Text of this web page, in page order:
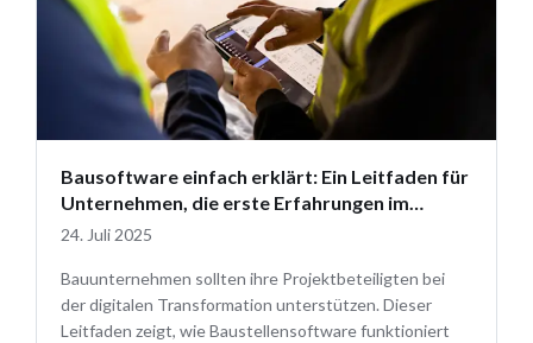
Bausoftware einfach erklärt: Ein Leitfaden für
Unternehmen, die erste Erfahrungen im
Umgang mit digitalen Lösungen sammeln
24. Juli 2025
Bauunternehmen sollten ihre Projektbeteiligten bei
der digitalen Transformation unterstützen. Dieser
Leitfaden zeigt, wie Baustellensoftware funktioniert